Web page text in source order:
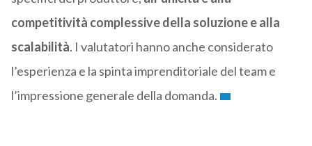
competitività complessive della soluzione e alla
scalabilità. I valutatori hanno anche considerato
l’esperienza e la spinta imprenditoriale del team e
l’impressione generale della domanda.